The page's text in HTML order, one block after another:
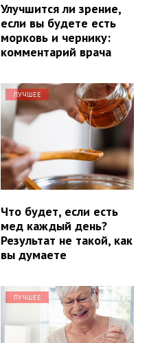
Улучшится ли зрение,
если вы будете есть
морковь и чернику:
комментарий врача
ЛУЧШЕЕ
Что будет, если есть
мед каждый день?
Результат не такой, как
вы думаете
ЛУЧШЕЕ